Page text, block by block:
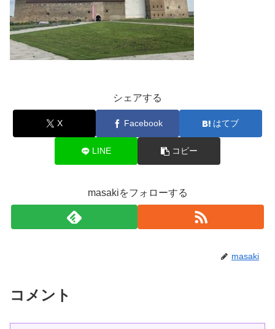
シェアする
X Facebook はてブ
LINE コピー
masakiをフォローする
masaki
コメント